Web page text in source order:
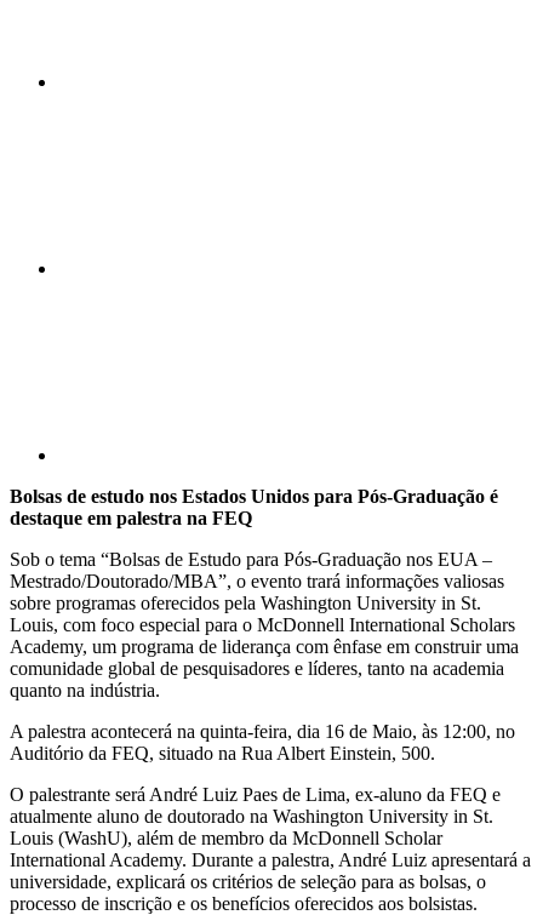
Bolsas de estudo nos Estados Unidos para Pós-Graduação é
destaque em palestra na FEQ
Sob o tema “Bolsas de Estudo para Pós-Graduação nos EUA –
Mestrado/Doutorado/MBA”, o evento trará informações valiosas
sobre programas oferecidos pela Washington University in St.
Louis, com foco especial para o McDonnell International Scholars
Academy, um programa de liderança com ênfase em construir uma
comunidade global de pesquisadores e líderes, tanto na academia
quanto na indústria.
A palestra acontecerá na quinta-feira, dia 16 de Maio, às 12:00, no
Auditório da FEQ, situado na Rua Albert Einstein, 500.
O palestrante será André Luiz Paes de Lima, ex-aluno da FEQ e
atualmente aluno de doutorado na Washington University in St.
Louis (WashU), além de membro da McDonnell Scholar
International Academy. Durante a palestra, André Luiz apresentará a
universidade, explicará os critérios de seleção para as bolsas, o
processo de inscrição e os benefícios oferecidos aos bolsistas.